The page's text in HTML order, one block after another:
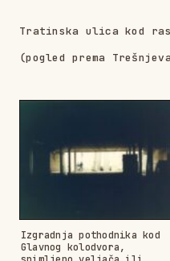
Tratinska ulica kod
(pogled prema
Izgradnja pothodnika kod
Glavnog kolodvora,